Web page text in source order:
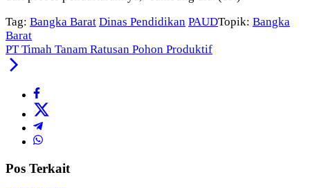
Tag: Bangka Barat Dinas Pendidikan PAUDTopik: Bangka
Barat
PT Timah Tanam Ratusan Pohon Produktif
Pos Terkait